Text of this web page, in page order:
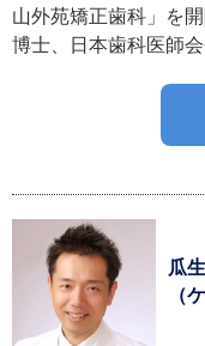
山外苑矯正歯科」を
博士、日本歯科医師
瓜
（